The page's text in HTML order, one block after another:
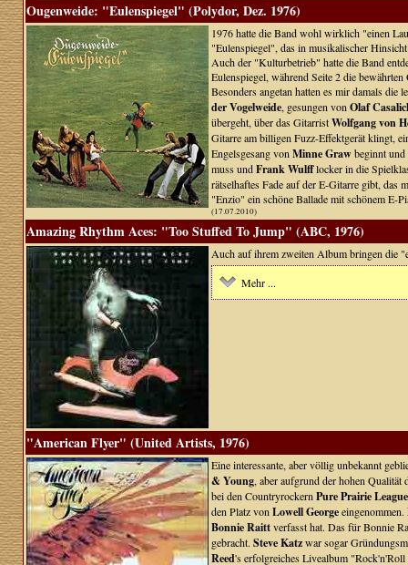
Ougenweide: "Eulenspiegel" (Polydor, Dez. 1976)
1976 hatte die Band wohl wirklich "einen
"Eulenspiegel", das in musikalischer
Auch der "Kulturbetrieb" hatte die Band
Eulenspiegel, während Seite 2 die
Besonders angetan hatten es mir damals die
der Vogelweide, gesungen von Olaf
übergeht, über das GitarristWolfgang von
Gitarre am billigen Fuzz-Effektgerät klingt,
Engelsgesang von Minne Grawbeginnt und
muss undFrank Wulfflocker in die
rätselhaftes Fade auf der E-Gitarre gibt, das
"Enzio" ein schöne Ballade mit schönem E-
(17.07.2010)
Amazing Rhythm Aces: "Too Stuffed To Jump" (ABC, 1976)
Auch auf ihrem zweiten Album bringen die
Mehr ...
"American Flyer" (United Artists, 1976)
Eine interessante, aber völlig unbekannt
& Young, aber aufgrund der hohen
bei den Countryrockern Pure Prairie League
den Platz von Lowell Georgeeingenommen.
Bonnie Raittverfasst hat. Das für Bonnie
gebracht. Steve Katzwar sogar
Reed's erfolgreiches Livealbum